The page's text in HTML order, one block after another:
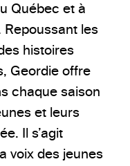
Québec et à
Repoussant les
histoires
Geordie offre
chaque saison
et leurs
Il s’agit
voix des jeunes